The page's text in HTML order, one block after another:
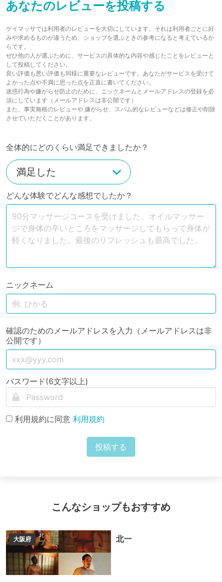
あなたのレビューを投稿する
ゲイマッサでは利用者のレビューを大切にしています。それは利用者ごとに好
みや求めるものが違うため、ショップを選ぶときの参考になると考えているか
らです。
ぜひ他の人が選ぶために、サービスの具体的な内容や感じたことをレビューと
して投稿してください。
良い評価も悪い評価も同様に重要なレビューです。あなたがサービスを受けて
よかった点や不満に思った点を正直に書いてください。
迷惑行為や嫌がらせ防止のために、ニックネームとメールアドレスの登録を必
須にしています（メールアドレスは非公開です）
また、事実無根のレビューや 嫌がらせ、スパム的なレビューなどは修正や削除
させていただくことがあります。
全体的にどのくらい満足できましたか？
どんな体験でどんな感想でしたか？
ニックネーム
確認のためのメールアドレスを入力（メールアドレスは非
公開です）
パスワード(6文字以上)
利用規約に同意 利用規約
投稿する
こんなショップもおすすめ
大阪府 北一